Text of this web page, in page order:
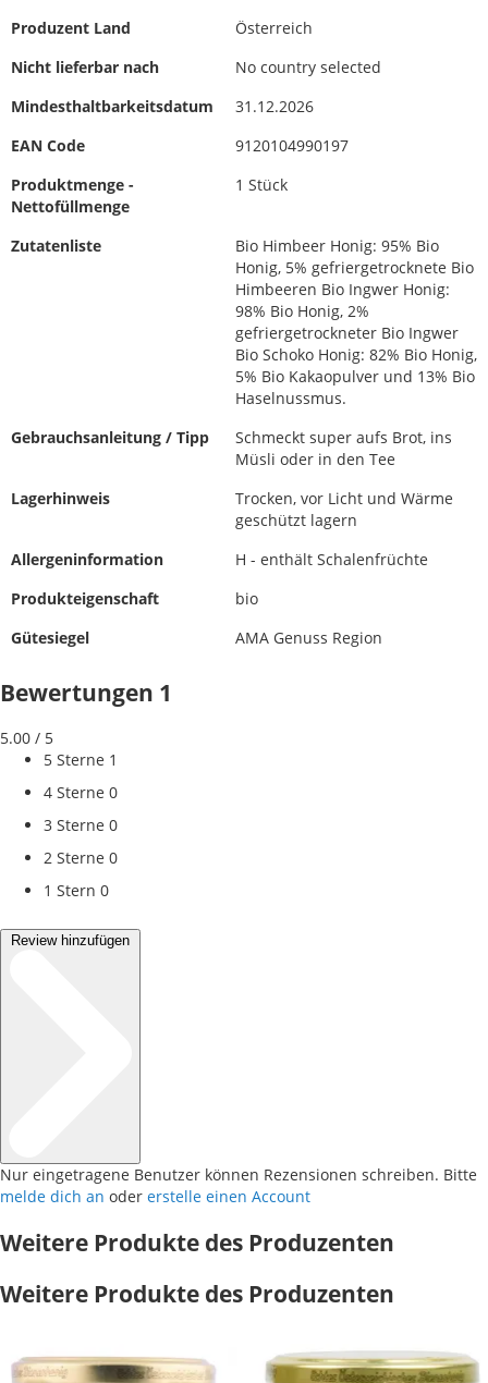
Produzent Land
Österreich
Nicht lieferbar nach
No country selected
Mindesthaltbarkeitsdatum
31.12.2026
EAN Code
9120104990197
Produktmenge -
Nettofüllmenge
1 Stück
Zutatenliste
Bio Himbeer Honig: 95% Bio
Honig, 5% gefriergetrocknete Bio
Himbeeren Bio Ingwer Honig:
98% Bio Honig, 2%
gefriergetrockneter Bio Ingwer
Bio Schoko Honig: 82% Bio Honig,
5% Bio Kakaopulver und 13% Bio
Haselnussmus.
Gebrauchsanleitung / Tipp
Schmeckt super aufs Brot, ins
Müsli oder in den Tee
Lagerhinweis
Trocken, vor Licht und Wärme
geschützt lagern
Allergeninformation
H - enthält Schalenfrüchte
Produkteigenschaft
bio
Gütesiegel
AMA Genuss Region
Bewertungen 1
5.00 / 5
5 Sterne 1
4 Sterne 0
3 Sterne 0
2 Sterne 0
1 Stern 0
Review hinzufügen
Nur eingetragene Benutzer können Rezensionen schreiben. Bitte
melde dich an oder erstelle einen Account
Weitere Produkte des Produzenten
Weitere Produkte des Produzenten